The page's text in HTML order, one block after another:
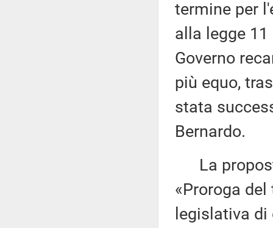
termine per
alla legge
Governo
più equo,
stata
Bernardo.
La
«Proroga
legislativa